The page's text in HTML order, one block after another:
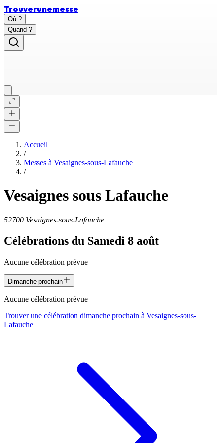
Trouverunemesse
Où ?
Quand ?
Accueil
/
Messes à Vesaignes-sous-Lafauche
/
Vesaignes sous Lafauche
52700 Vesaignes-sous-Lafauche
Célébrations du Samedi 8 août
Aucune célébration prévue
Dimanche prochain
Aucune célébration prévue
Trouver une célébration dimanche prochain à Vesaignes-sous-
Lafauche